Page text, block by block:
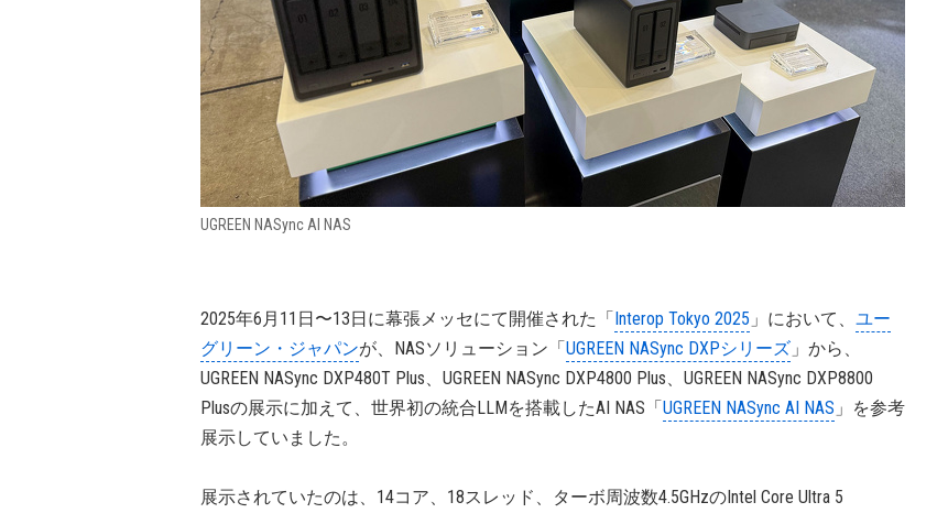
UGREEN NASync AI NAS
2025年6月11日〜13日に幕張メッセにて開催された「Interop Tokyo 2025 」において、 ユー
グリーン・ジャパンが、NASソリューション「UGREEN NASync DXPシリーズ 」から、
UGREEN NASync DXP480T Plus、UGREEN NASync DXP4800 Plus、UGREEN NASync DXP8800
Plusの展示に加えて、世界初の統合LLMを搭載したAI NAS「UGREEN NASync AI NAS 」を参考
展示していました。
展示されていたのは、14コア、18スレッド、ターボ周波数4.5GHzのIntel Core Ultra 5